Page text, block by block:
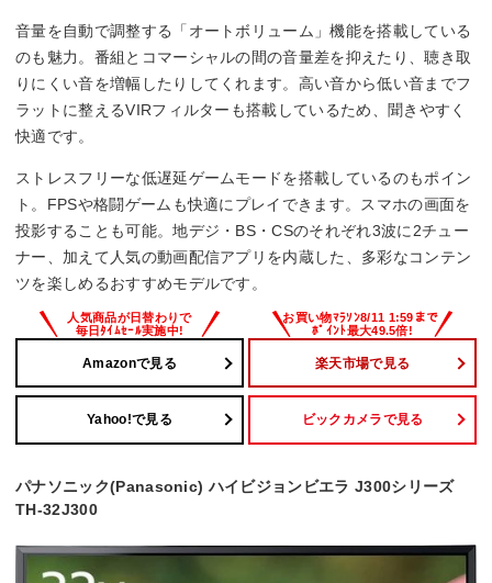
音量を自動で調整する「オートボリューム」機能を搭載している
のも魅力。番組とコマーシャルの間の音量差を抑えたり、聴き取
りにくい音を増幅したりしてくれます。高い音から低い音までフ
ラットに整えるVIRフィルターも搭載しているため、聞きやすく
快適です。
ストレスフリーな低遅延ゲームモードを搭載しているのもポイン
ト。FPSや格闘ゲームも快適にプレイできます。スマホの画面を
投影することも可能。地デジ・BS・CSのそれぞれ3波に2チュー
ナー、加えて人気の動画配信アプリを内蔵した、多彩なコンテン
ツを楽しめるおすすめモデルです。
Amazonで見る 楽天市場で見る
Yahoo!で見る ビックカメラで見る
パナソニック(Panasonic) ハイビジョンビエラ J300シリーズ
TH-32J300